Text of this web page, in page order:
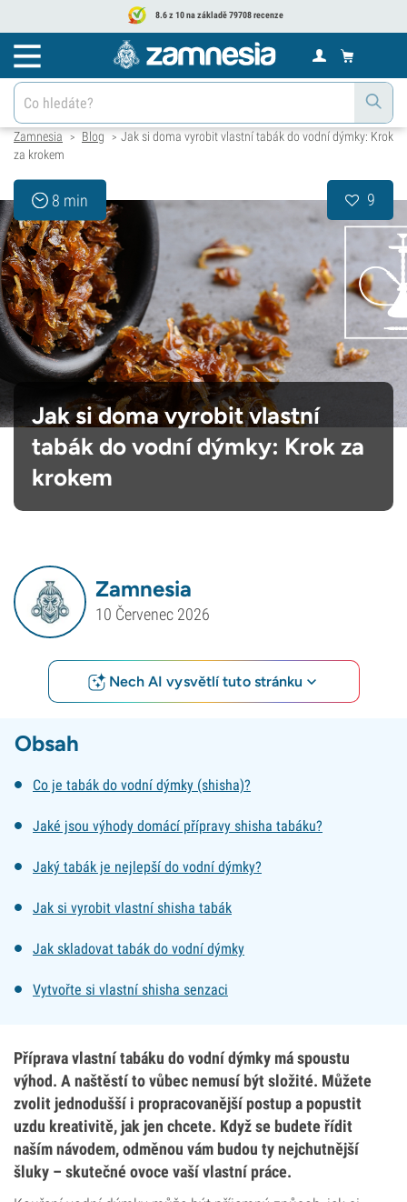
8.6 z 10 na základě 79708 recenze
Zamnesia > Blog > Jak si doma vyrobit vlastní tabák do vodní dýmky: Krok
za krokem
8 min 9
Jak si doma vyrobit vlastní
tabák do vodní dýmky: Krok za
krokem
Zamnesia
10 Červenec 2026
Nech AI vysvětlí tuto stránku
Obsah
Co je tabák do vodní dýmky (shisha)?
Jaké jsou výhody domácí přípravy shisha tabáku?
Jaký tabák je nejlepší do vodní dýmky?
Jak si vyrobit vlastní shisha tabák
Jak skladovat tabák do vodní dýmky
Vytvořte si vlastní shisha senzaci
Příprava vlastní tabáku do vodní dýmky má spoustu
výhod. A naštěstí to vůbec nemusí být složité. Můžete
zvolit jednodušší i propracovanější postup a popustit
uzdu kreativitě, jak jen chcete. Když se budete řídit
naším návodem, odměnou vám budou ty nejchutnější
šluky – skutečné ovoce vaší vlastní práce.